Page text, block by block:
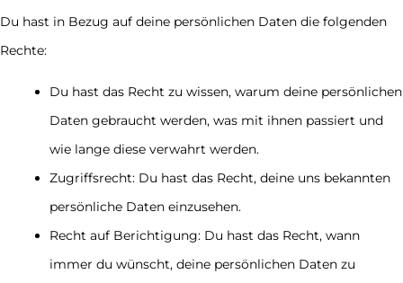
Du hast in Bezug auf deine persönlichen Daten die folgenden
Rechte:
Du hast das Recht zu wissen, warum deine persönlichen
Daten gebraucht werden, was mit ihnen passiert und
wie lange diese verwahrt werden.
Zugriffsrecht: Du hast das Recht, deine uns bekannten
persönliche Daten einzusehen.
Recht auf Berichtigung: Du hast das Recht, wann
immer du wünscht, deine persönlichen Daten zu